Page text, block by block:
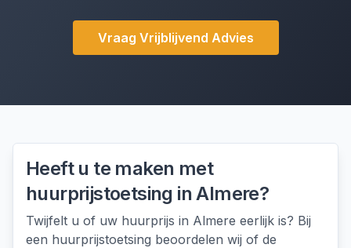
Vraag Vrijblijvend Advies
Heeft u te maken met
huurprijstoetsing inAlmere?
Twijfelt u of uw huurprijs in Almere eerlijk is? Bij
een huurprijstoetsing beoordelen wij of de